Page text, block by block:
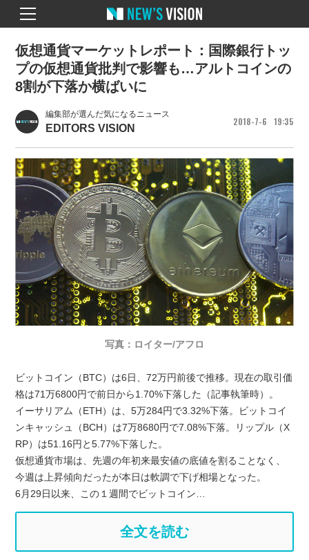
編集部が選んだ気になるニュース
EDITORS VISION
2018 7 6 19 35
仮想通貨マーケットレポート：国際銀行トッ
プの仮想通貨批判で影響も…アルトコインの
8割が下落か横ばいに
写真：ロイター/アフロ
ビットコイン（BTC）は6日、72万円前後で推移。現在の取引価
格は71万6800円で前日から1.70%下落した（記事執筆時）。
イーサリアム（ETH）は、5万284円で3.32%下落。ビットコイ
ンキャッシュ（BCH）は7万8680円で7.08%下落。リップル（X
RP）は51.16円と5.77%下落した。
仮想通貨市場は、先週の年初来最安値の底値を割ることなく、
今週は上昇傾向だったが本日は軟調で下げ相場となった。
6月29日以来、この１週間でビットコイン…
全文を読む